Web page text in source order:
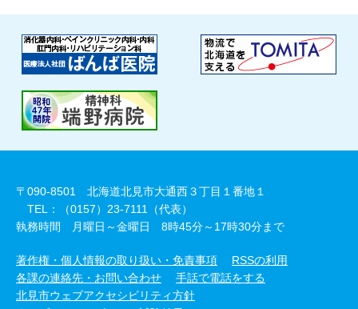
〒090-8501 北海道北見市大通西３丁目１番地１
TEL：（0157）23-7111（代表）
執務時間 月曜日～金曜日 8時45分～17時30分まで
著作権・個人情報の取り扱い・免責事項
RSSの利用
各課の連絡先・お問い合わせ
手話で電話をする
北見市ウェブアクセシビリティ方針